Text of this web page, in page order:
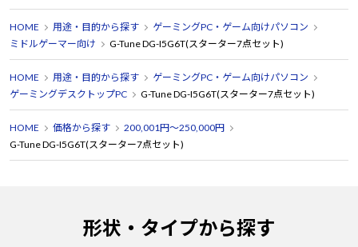
HOME 用途・目的から探す
ゲーミングPC・ゲーム向けパソコン
ミドルゲーマー向け
G-Tune DG-I5G6T(スターター7点セット)
HOME 用途・目的から探す
ゲーミングPC・ゲーム向けパソコン
ゲーミングデスクトップPC
G-Tune DG-I5G6T(スターター7点セット)
HOME 価格から探す
200,001円～250,000円
G-Tune DG-I5G6T(スターター7点セット)
形状・タイプから探す